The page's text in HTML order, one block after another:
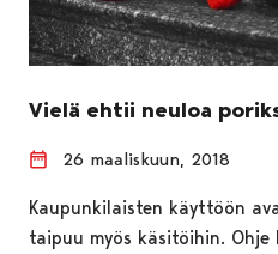
Vielä ehtii neuloa
26 maaliskuun, 2018
Kaupunkilaisten käyttöön
taipuu myös käsitöihin.